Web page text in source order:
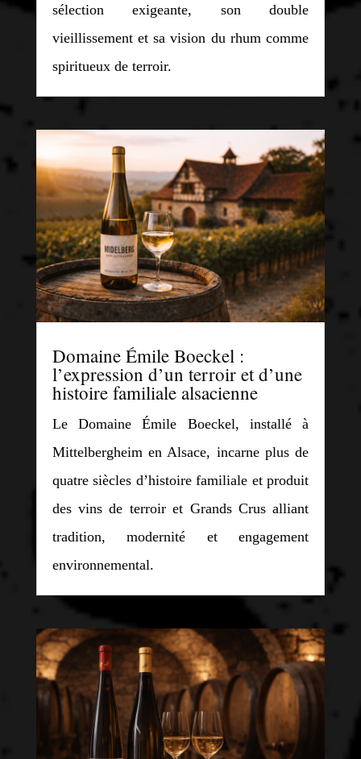
sélection exigeante, son double
vieillissement et sa vision du rhum comme
spiritueux de terroir.
Domaine Émile Boeckel :
l’expression d’un terroir et d’une
histoire familiale alsacienne
Le Domaine Émile Boeckel, installé à
Mittelbergheim en Alsace, incarne plus de
quatre siècles d’histoire familiale et produit
des vins de terroir et Grands Crus alliant
tradition, modernité et engagement
environnemental.